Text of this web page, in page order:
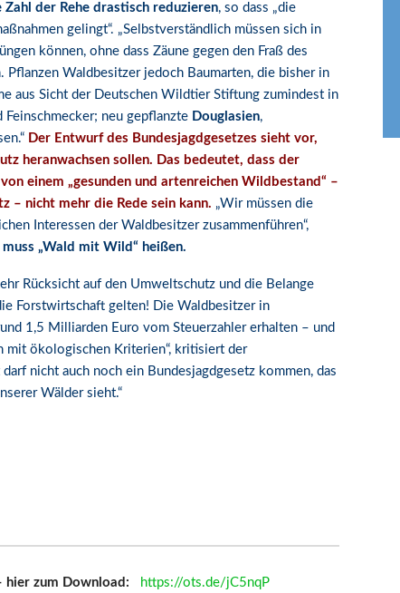
der Rehe drastisch reduzieren, so dass „die
gelingt“. „Selbstverständlich müssen sich in
können, ohne dass Zäune gegen den Fraß des
Waldbesitzer jedoch Baumarten, die bisher in
aus Sicht der Deutschen Wildtier Stiftung zumindest in
Feinschmecker; neu gepflanzte Douglasien,
Der Entwurf des Bundesjagdgesetzes sieht vor,
heranwachsen sollen. Das bedeutet, dass der
einem „gesunden und artenreichen Wildbestand“ –
– nicht mehr die Rede sein kann. „Wir müssen die
Interessen der Waldbesitzer zusammenführen“,
„Wald mit Wild“ heißen.
Rücksicht auf den Umweltschutz und die Belange
Forstwirtschaft gelten! Die Waldbesitzer in
1,5 Milliarden Euro vom Steuerzahler erhalten – und
mit ökologischen Kriterien“, kritisiert der
nicht auch noch ein Bundesjagdgesetz kommen, das
Wälder sieht.“
hier zum Download: https://ots.de/jC5nqP